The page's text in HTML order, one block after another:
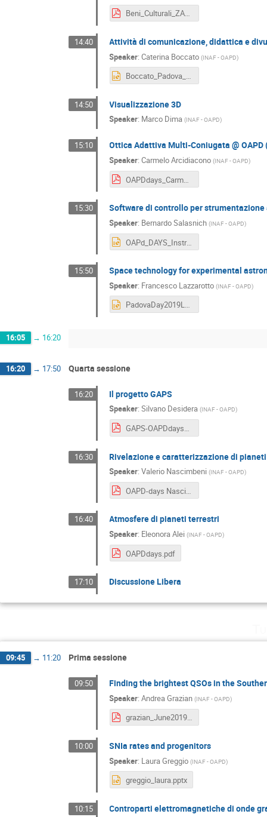
Beni_Culturali_ZANINI.pdf
14:40 Attività di comunicazione, didattica e
Speaker:Caterina Boccato (INAF - OAPD)
Boccato_Padova_Days.pptx
14:50 Visualizzazione 3D
Speaker: Marco Dima (INAF - OAPD)
15:10 Ottica Adattiva Multi-Coniugata @ OAPD
Speaker:Carmelo Arcidiacono (INAF - OAPD)
OAPDdays_Carmelo.pdf
15:30 Software di controllo per strumentazione
Speaker: Bernardo Salasnich (INAF - OAPD)
OAPd_DAYS_InstrumentControlSoftware.pptx
15:50 Space technology for experimental
Speaker: Francesco Lazzarotto (INAF - OAPD)
PadovaDay2019Lazzarotto_OK.ppt
16:05 → 16:20
16:20 → 17:50 Quarta sessione
16:20 Il progetto GAPS
Speaker:Silvano Desidera (INAF - OAPD)
GAPS-OAPDdaysV3.pdf
16:30 Rivelazione e caratterizzazione di
Speaker:Valerio Nascimbeni (INAF - OAPD)
OAPD-days Nascimbeni.pdf
16:40 Atmosfere di pianeti terrestri
Speaker: Eleonora Alei (INAF - OAPD)
OAPDdays.pdf
17:10 Discussione Libera
09:45 → 11:20 Prima sessione
09:50 Finding the brightest QSOs in the
Speaker:Andrea Grazian (INAF - OAPD)
grazian_June2019.pdf
10:00 SNIa rates and progenitors
Speaker: Laura Greggio (INAF - OAPD)
greggio_laura.pptx
10:15 Controparti elettromagnetiche di onde